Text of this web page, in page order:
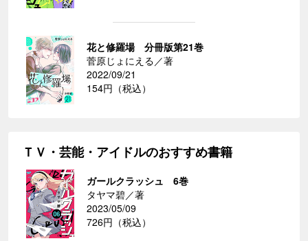
花と修羅場 分冊版第21巻
菅原じょにえる／著
2022/09/21
154円（税込）
ＴＶ・芸能・アイドルのおすすめ書籍
ガールクラッシュ 6巻
タヤマ碧／著
2023/05/09
726円（税込）